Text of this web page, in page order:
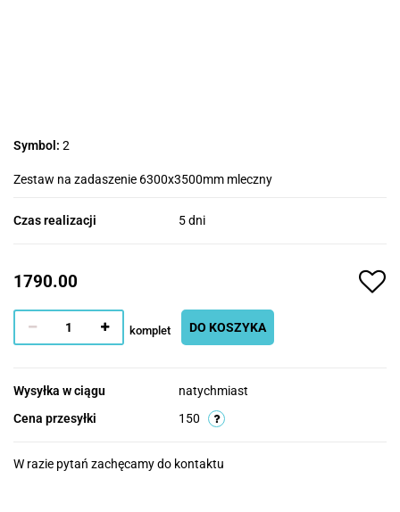
Symbol: 2
Zestaw na zadaszenie 6300x3500mm mleczny
Czas realizacji 5 dni
1790.00
komplet DO KOSZYKA
Wysyłka w ciągu
natychmiast
Cena przesyłki
150
W razie pytań zachęcamy do kontaktu